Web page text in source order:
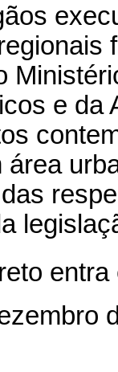
e da
área